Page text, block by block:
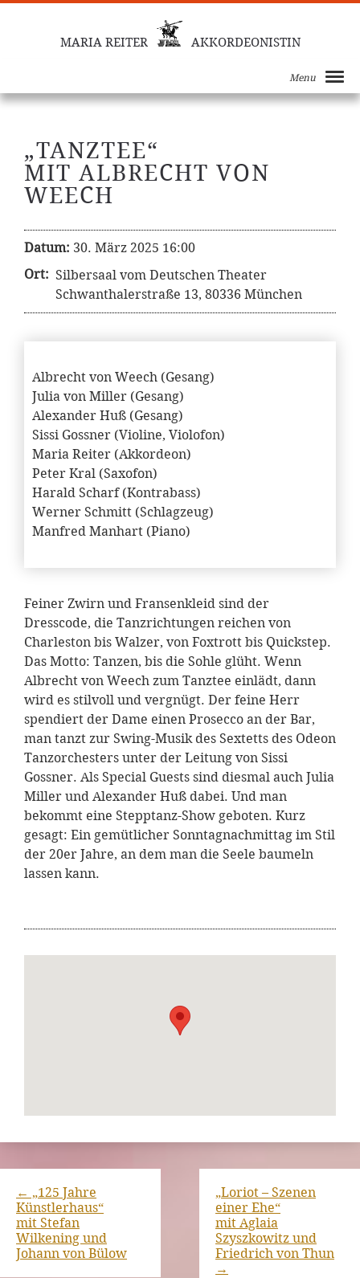
MARIA REITER AKKORDEONISTIN
Menu
„TANZTEE“
MIT ALBRECHT VON
WEECH
Datum: 30. März 2025 16:00
Ort: Silbersaal vom Deutschen Theater
Schwanthalerstraße 13, 80336 München
Albrecht von Weech (Gesang)
Julia von Miller (Gesang)
Alexander Huß (Gesang)
Sissi Gossner (Violine, Violofon)
Maria Reiter (Akkordeon)
Peter Kral (Saxofon)
Harald Scharf (Kontrabass)
Werner Schmitt (Schlagzeug)
Manfred Manhart (Piano)
Feiner Zwirn und Fransenkleid sind der
Dresscode, die Tanzrichtungen reichen von
Charleston bis Walzer, von Foxtrott bis Quickstep.
Das Motto: Tanzen, bis die Sohle glüht. Wenn
Albrecht von Weech zum Tanztee einlädt, dann
wird es stilvoll und vergnügt. Der feine Herr
spendiert der Dame einen Prosecco an der Bar,
man tanzt zur Swing-Musik des Sextetts des Odeon
Tanzorchesters unter der Leitung von Sissi
Gossner. Als Special Guests sind diesmal auch Julia
Miller und Alexander Huß dabei. Und man
bekommt eine Stepptanz-Show geboten. Kurz
gesagt: Ein gemütlicher Sonntagnachmittag im Stil
der 20er Jahre, an dem man die Seele baumeln
lassen kann.
← „125 Jahre
Künstlerhaus“
mit Stefan
Wilkening und
Johann von Bülow
„Loriot – Szenen
einer Ehe“
mit Aglaia
Szyszkowitz und
Friedrich von Thun
→